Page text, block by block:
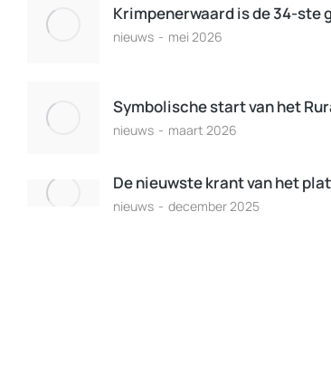
Krimpenerwaard is de 34-ste
nieuws mei 2026
Symbolische start van het
nieuws maart 2026
De nieuwste krant van het
nieuws december 2025